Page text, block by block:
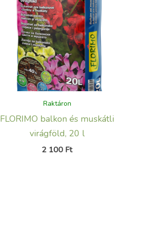
Raktáron
FLORIMO balkon és muskátli
virágföld, 20 l
2 100 Ft